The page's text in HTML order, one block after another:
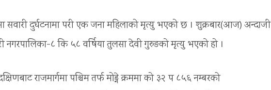
सवारी दुर्घटनामा परी एक जना महिलाको मृत्यु भएको छ । शुक्रबार(आज) अन्दाजी
नगरपालिका-८ कि ५८ वर्षिया तुलसा देवी गुरुङको मृत्यु भएको हो ।
राजमार्गमा पश्चिम तर्फ मोड्ने क्रममा को ३२ प ८५६ नम्बरको